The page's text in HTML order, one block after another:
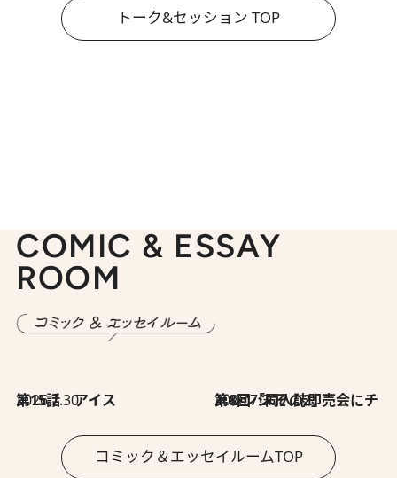
トーク&セッション TOP
COMIC & ESSAY
ROOM
2026.7.30
第15話 アイス 2026.7.30
第8回「同人誌即売会にチャレンジ その2」
コミック＆エッセイルームTOP